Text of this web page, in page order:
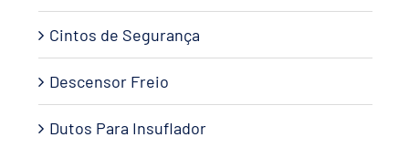
Cintos de Segurança
Descensor Freio
Dutos Para Insuflador